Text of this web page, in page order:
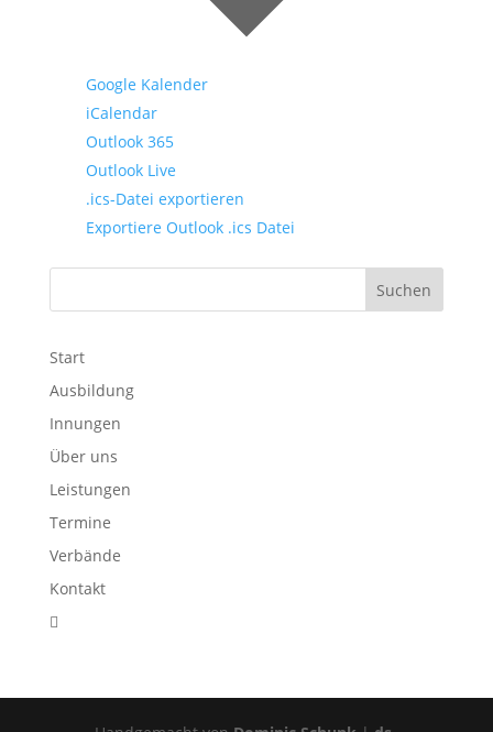
Google Kalender
iCalendar
Outlook 365
Outlook Live
.ics-Datei exportieren
Exportiere Outlook .ics Datei
Start
Ausbildung
Innungen
Über uns
Leistungen
Termine
Verbände
Kontakt
